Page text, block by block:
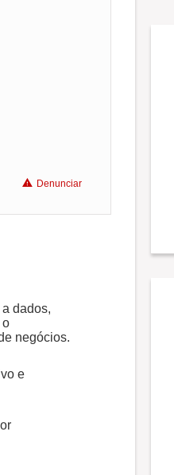
Denunciar
dados,
o
negócios.
e